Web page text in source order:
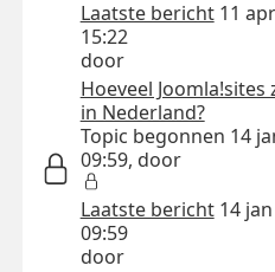
Laatste bericht11
15:22
door
Hoeveel Joomla!sites
in Nederland?
Topic begonnen 14
09:59, door
Laatste bericht14 jan
09:59
door